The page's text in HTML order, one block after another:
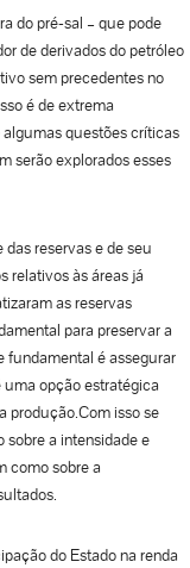
do pré-sal – que pode
de derivados do petróleo
sem precedentes no
é de extrema
questões críticas
serão explorados esses
reservas e de seu
relativos às áreas já
as reservas
para preservar a
fundamental é assegurar
uma opção estratégica
produção.Com isso se
sobre a intensidade e
como sobre a
do Estado na renda